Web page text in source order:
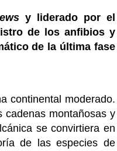
y liderado por el
de los anfibios y
de la última fase
continental moderado.
cadenas montañosas y
se convirtiera en
de las especies de